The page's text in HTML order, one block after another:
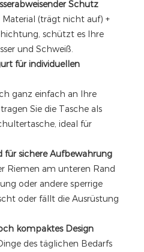
Schutz
(trägt nicht auf) +
schützt es Ihre
und Schweiß.
für individuellen
ganz einfach an Ihre
Sie die Tasche als
ideal für
für sichere Aufbewahrung
Riemen am unteren Rand
oder andere sperrige
oder fällt die Ausrüstung
kompaktes Design
des täglichen Bedarfs